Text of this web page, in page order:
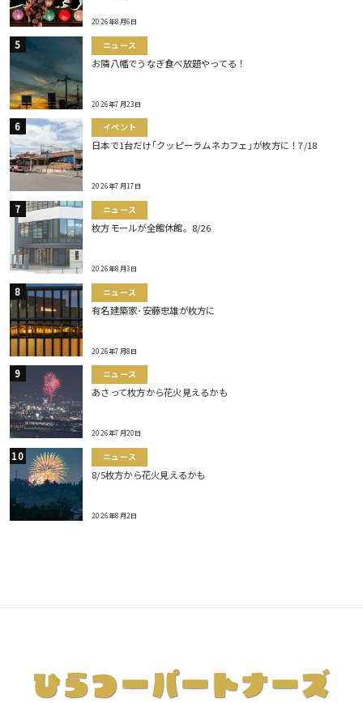
2026年8月6日
ニュース
お隣八幡でうなぎ食べ放題やってる！
2026年7月23日
イベント
日本で1台だけ｢クッピーラムネカフェ｣が枚方に！7/18
2026年7月17日
ニュース
枚方モールが全館休館。8/26
2026年8月3日
ニュース
有名建築家･安藤忠雄が枚方に
2026年7月8日
ニュース
あさって枚方から花火見えるかも
2026年7月20日
ニュース
8/5枚方から花火見えるかも
2026年8月2日